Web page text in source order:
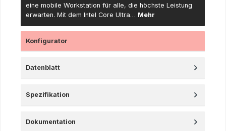
eine mobile Workstation für alle, die höchste Leistung
erwarten. Mit dem Intel Core Ultra… Mehr
Konfigurator
Datenblatt
Spezifikation
Dokumentation